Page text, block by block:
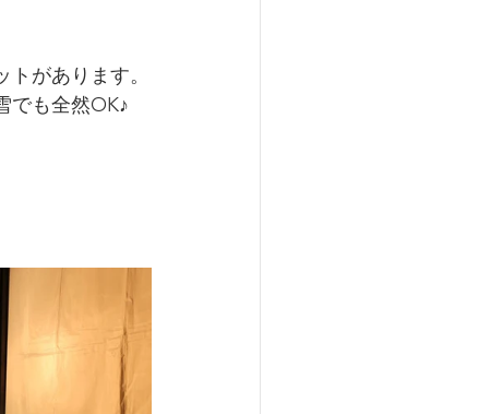
があります。
でも全然OK♪